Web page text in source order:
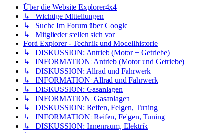
Über die Website Explorer4x4
↳ Wichtige Mitteilungen
↳ Suche Im Forum über Google
↳ Mitglieder stellen sich vor
Ford Explorer - Technik und Modellhistorie
↳ DISKUSSION: Antrieb (Motor + Getriebe)
↳ INFORMATION: Antrieb (Motor und Getriebe)
↳ DISKUSSION: Allrad und Fahrwerk
↳ INFORMATION: Allrad und Fahrwerk
↳ DISKUSSION: Gasanlagen
↳ INFORMATION: Gasanlagen
↳ DISKUSSION: Reifen, Felgen, Tuning
↳ INFORMATION: Reifen, Felgen, Tuning
↳ DISKUSSION: Innenraum, Elektrik